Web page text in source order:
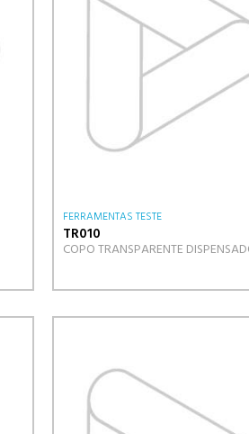
FERRAMENTAS TESTE
TR010
COPO TRANSPARENTE